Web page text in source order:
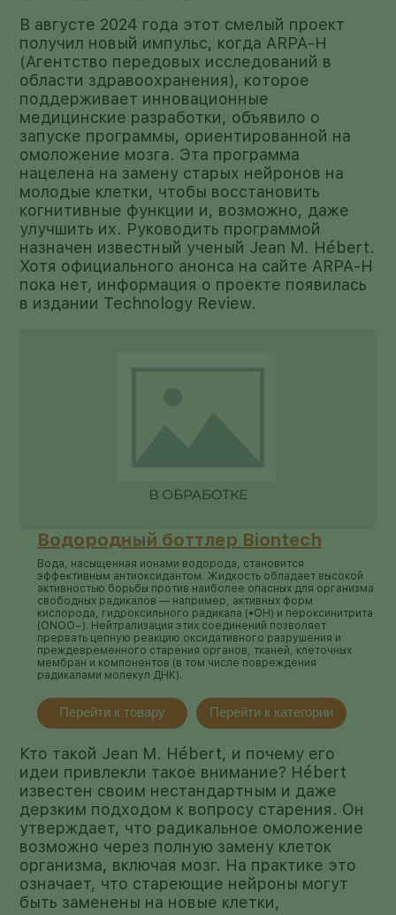
В августе 2024 года этот смелый проект
получил новый импульс, когда ARPA-H
(Агентство передовых исследований в
области здравоохранения), которое
поддерживает инновационные
медицинские разработки, объявило о
запуске программы, ориентированной на
омоложение мозга. Эта программа
нацелена на замену старых нейронов на
молодые клетки, чтобы восстановить
когнитивные функции и, возможно, даже
улучшить их. Руководить программой
назначен известный ученый Jean M. Hébert.
Хотя официального анонса на сайте ARPA-H
пока нет, информация о проекте появилась
в издании Technology Review.
Водородный боттлер Biontech
Вода, насыщенная ионами водорода, становится
эффективным антиоксидантом. Жидкость обладает высокой
активностью борьбы против наиболее опасных для организма
свободных радикалов — например, активных форм
кислорода, гидроксильного радикала (•ОН) и пероксинитрита
(ONOO−). Нейтрализация этих соединений позволяет
прервать цепную реакцию оксидативного разрушения и
преждевременного старения органов, тканей, клеточных
мембран и компонентов (в том числе повреждения
радикалами молекул ДНК).
Перейти к товару Перейти к категории
Кто такой Jean M. Hébert, и почему его
идеи привлекли такое внимание? Hébert
известен своим нестандартным и даже
дерзким подходом к вопросу старения. Он
утверждает, что радикальное омоложение
возможно через полную замену клеток
организма, включая мозг. На практике это
означает, что стареющие нейроны могут
быть заменены на новые клетки,